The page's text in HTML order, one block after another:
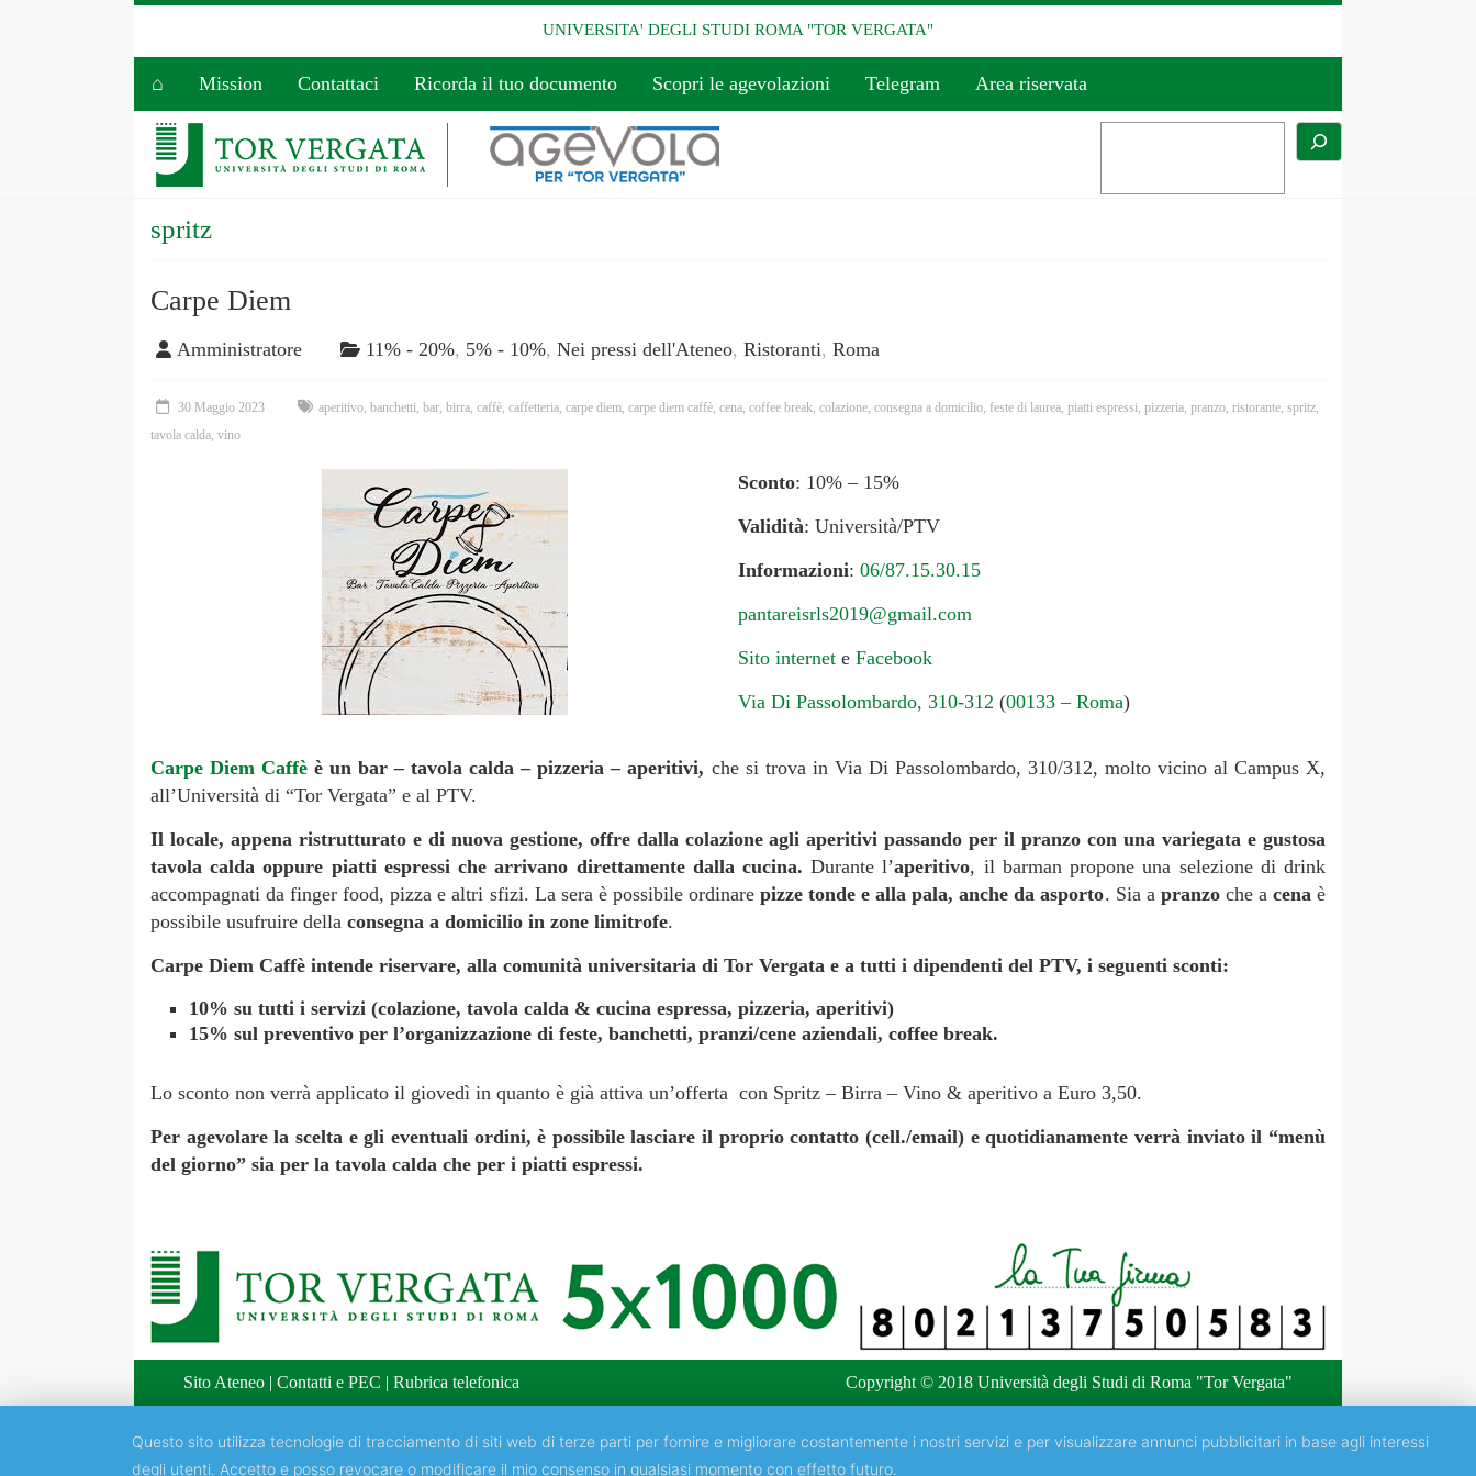
UNIVERSITA' DEGLI STUDI ROMA "TOR VERGATA"
⌂ Mission Contattaci Ricorda il tuo documento Scopri le agevolazioni Telegram Area riservata
spritz
Carpe Diem
Amministratore 11% - 20%, 5% - 10%, Nei pressi dell'Ateneo, Ristoranti, Roma
30 Maggio 2023 aperitivo, banchetti, bar, birra, caffè, caffetteria, carpe diem, carpe diem caffè, cena, coffee break, colazione, consegna a domicilio, feste di laurea, piatti espressi, pizzeria, pranzo, ristorante, spritz,
tavola calda, vino
Sconto: 10% – 15%
Validità: Università/PTV
Informazioni: 06/87.15.30.15
pantareisrls2019@gmail.com
Sito internet e Facebook
Via Di Passolombardo, 310-312 (00133 – Roma)
Carpe Diem Caffèè un bar – tavola calda – pizzeria – aperitivi, che si trova in Via Di Passolombardo, 310/312, molto vicino al Campus X,
all’Università di “Tor Vergata” e al PTV.
Il locale, appena ristrutturato e di nuova gestione, offre dalla colazione agli aperitivi passando per il pranzo con una variegata e gustosa
tavola calda oppure piatti espressi che arrivano direttamente dalla cucina.Durante l’aperitivo, il barman propone una selezione di drink
accompagnati da finger food, pizza e altri sfizi. La sera è possibile ordinare pizze tonde e alla pala, anche da asporto. Sia a pranzoche a cenaè
possibile usufruire della consegna a domicilio in zone limitrofe.
Carpe Diem Caffè intende riservare, alla comunità universitaria di Tor Vergata e a tutti i dipendenti del PTV, i seguenti sconti:
10% su tutti i servizi (colazione, tavola calda & cucina espressa, pizzeria, aperitivi)
15% sul preventivo per l’organizzazione di feste, banchetti, pranzi/cene aziendali, coffee break.
Lo sconto non verrà applicato il giovedì in quanto è già attiva un’offerta con Spritz – Birra – Vino & aperitivo a Euro 3,50.
Per agevolare la scelta e gli eventuali ordini, è possibile lasciare il proprio contatto (cell./email) e quotidianamente verrà inviato il “menù
del giorno” sia per la tavola calda che per i piatti espressi.
Sito Ateneo Contatti e PEC Rubrica telefonica Copyright © 2018 Università degli Studi di Roma "Tor Vergata"
Questo sito utilizza tecnologie di tracciamento di siti web di terze parti per fornire e migliorare costantemente i nostri servizi e per visualizzare annunci pubblicitari in base agli interessi
degli utenti. Accetto e posso revocare o modificare il mio consenso in qualsiasi momento con effetto futuro.